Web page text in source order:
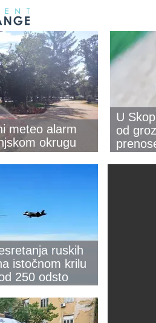
meteo alarm
okrugu
U
od
ruskih
istočnom krilu
250 odsto